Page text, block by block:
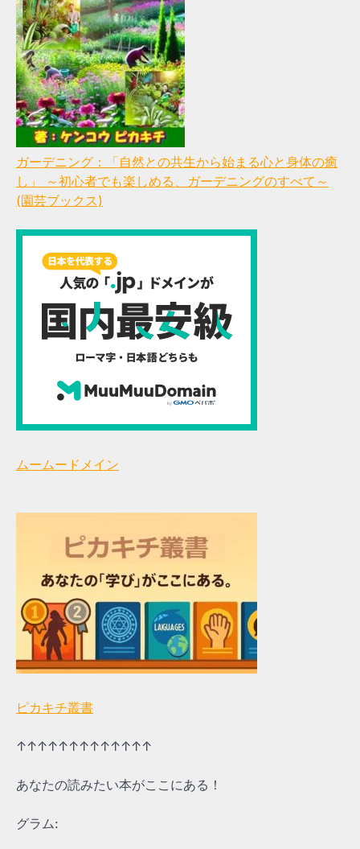
ガーデニング：「自然との共生から始まる心と身体の癒
し」 ～初心者でも楽しめる、ガーデニングのすべて～
(園芸ブックス)
ムームードメイン
ピカキチ叢書
↑↑↑↑↑↑↑↑↑↑↑↑↑
あなたの読みたい本がここにある！
グラム: